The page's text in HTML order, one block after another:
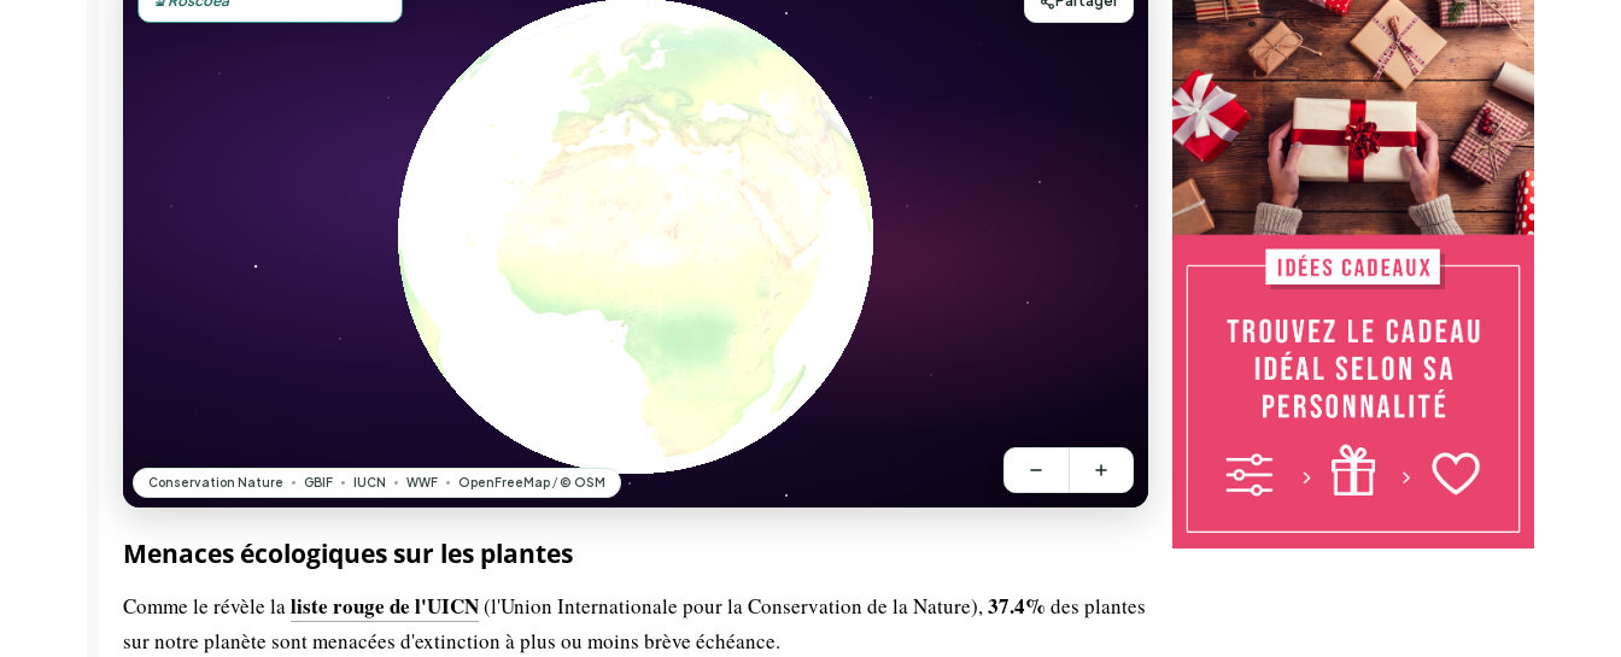
Menaces écologiques sur les plantes
Comme le révèle laliste rouge de l'UICN(l'Union Internationale pour la Conservation de la Nature),37.4% des plantes
sur notre planète sont menacées d'extinction à plus ou moins brève échéance.